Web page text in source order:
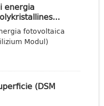
energia
fotovoltaica
Modul)
(DSM